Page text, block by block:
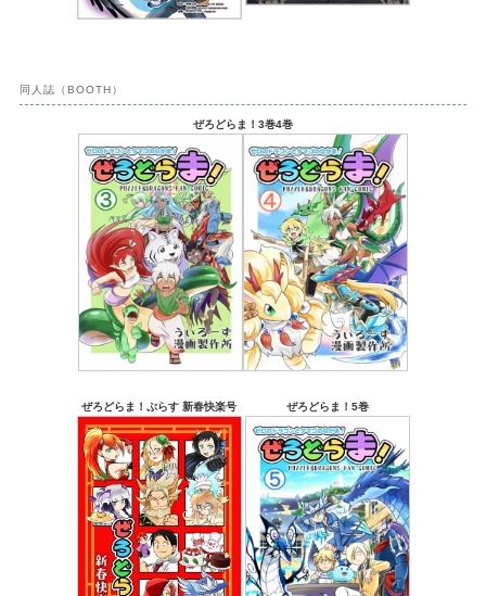
同人誌（BOOTH）
ぜろどらま！3巻4巻
ぜろどらま！ぷらす 新春快楽号 ぜろどらま！5巻